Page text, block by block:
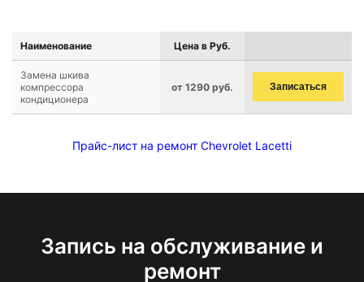
Наименование Цена в Руб.
Замена шкива
компрессора
кондиционера
от 1290 руб. Записаться
Прайс-лист на ремонт Chevrolet Lacetti
Запись на обслуживание и
ремонт